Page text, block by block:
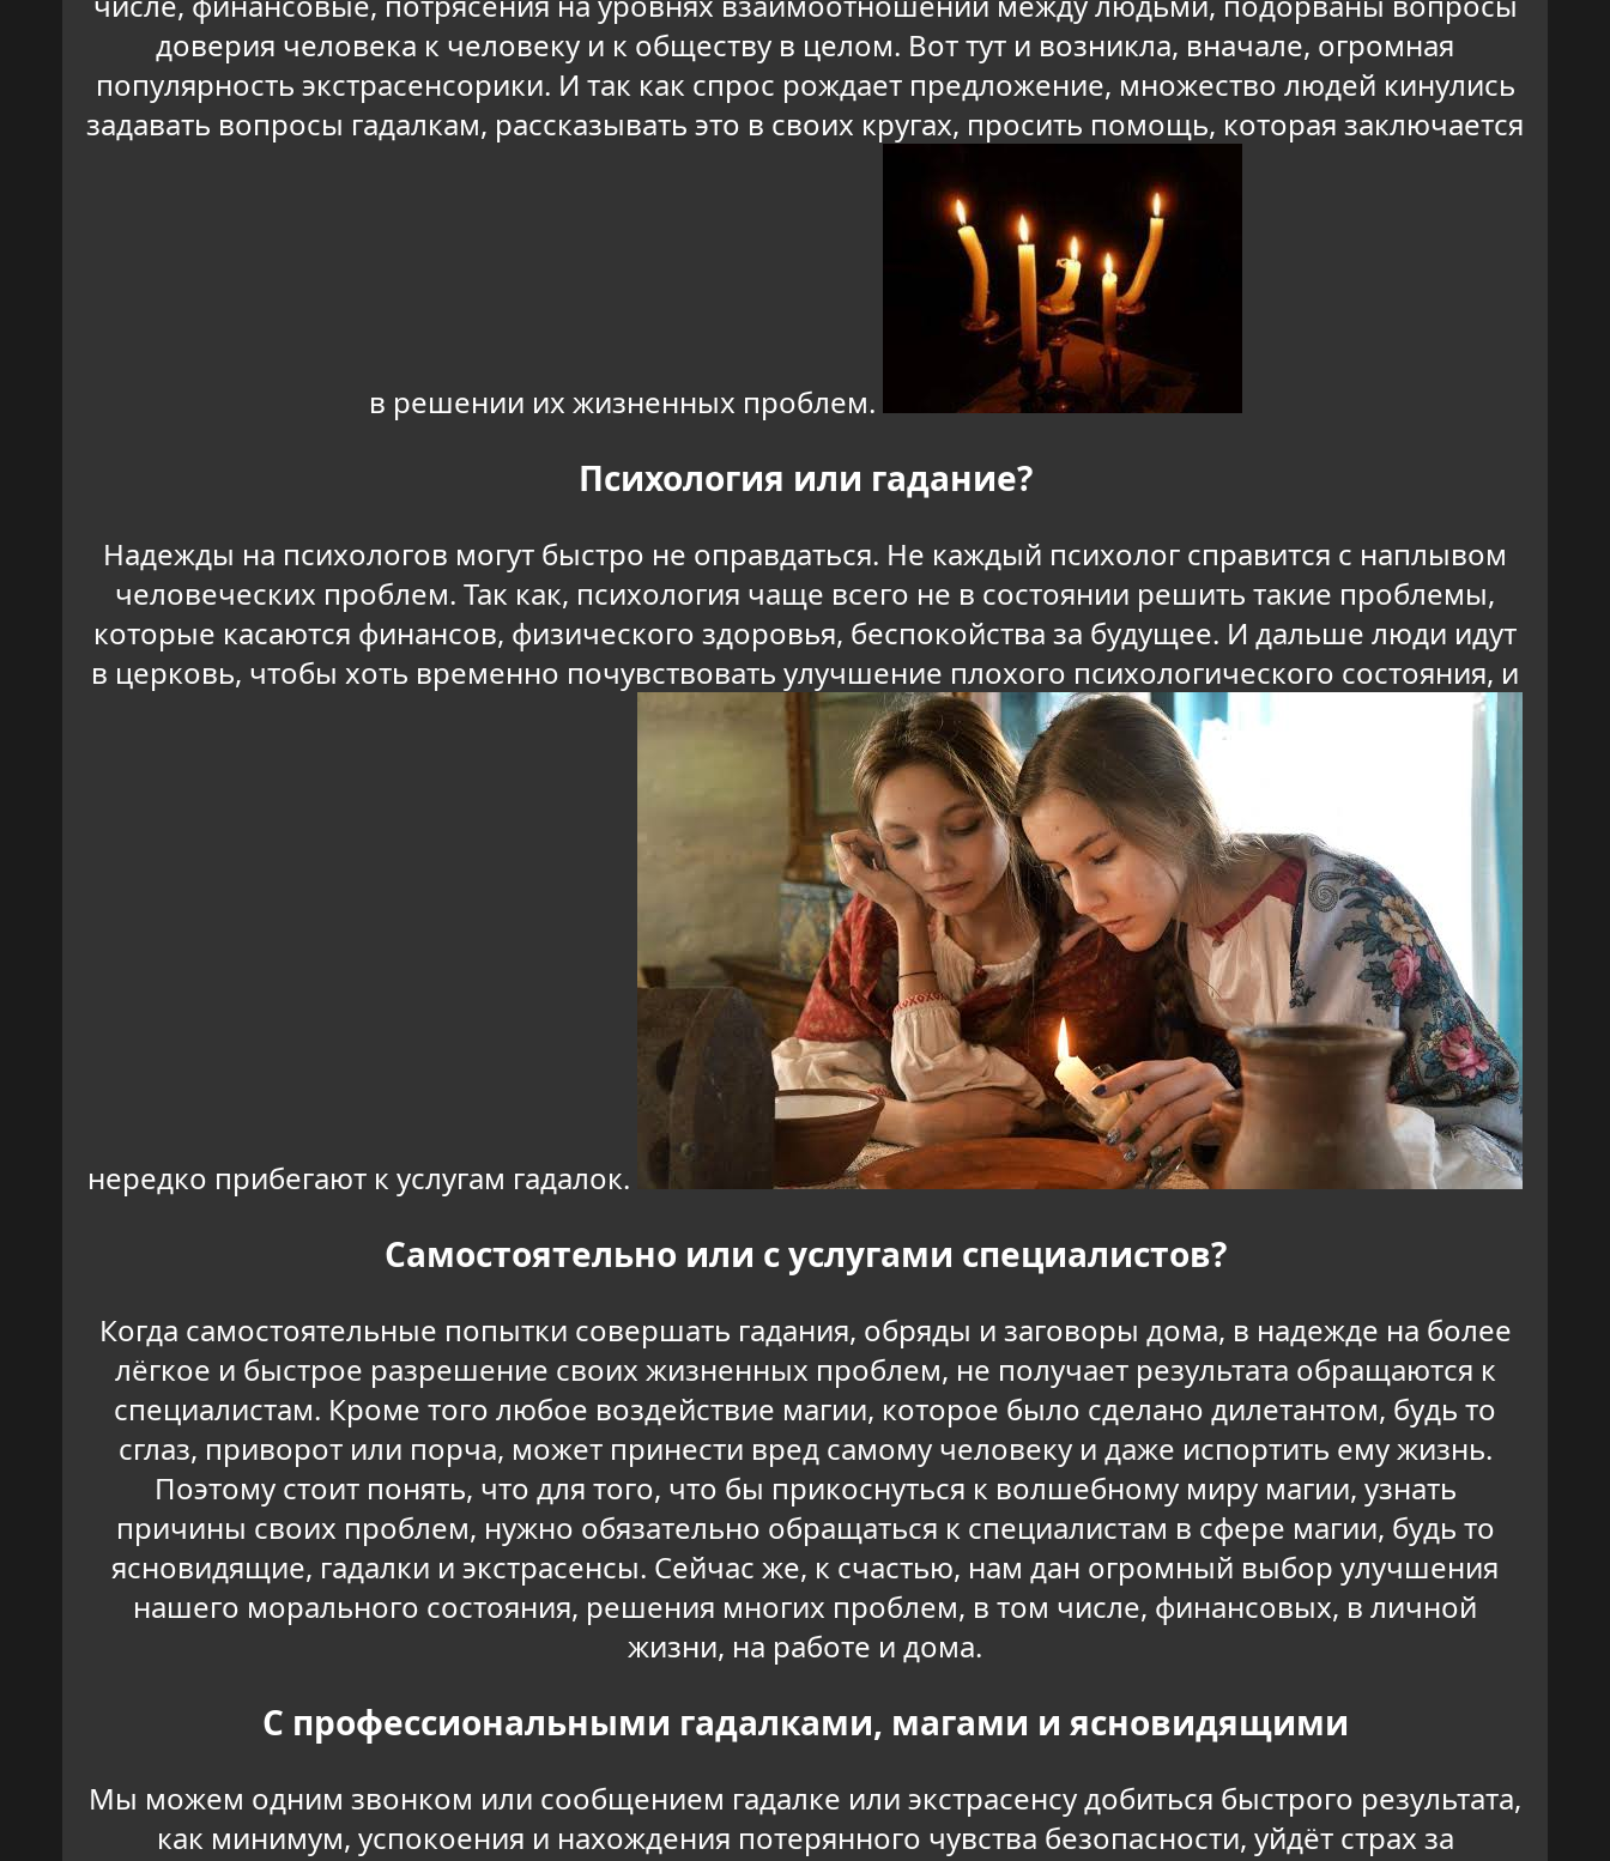
доверия человека к человеку и к обществу в целом. Вот тут и возникла, вначале, огромная
популярность экстрасенсорики. И так как спрос рождает предложение, множество людей кинулись
задавать вопросы гадалкам, рассказывать это в своих кругах, просить помощь, которая заключается
в решении их жизненных проблем.
Психология или гадание?
Надежды на психологов могут быстро не оправдаться. Не каждый психолог справится с наплывом
человеческих проблем. Так как, психология чаще всего не в состоянии решить такие проблемы,
которые касаются финансов, физического здоровья, беспокойства за будущее. И дальше люди идут
в церковь, чтобы хоть временно почувствовать улучшение плохого психологического состояния, и
нередко прибегают к услугам гадалок.
Самостоятельно или с услугами специалистов?
Когда самостоятельные попытки совершать гадания, обряды и заговоры дома, в надежде на более
лёгкое и быстрое разрешение своих жизненных проблем, не получает результата обращаются к
специалистам. Кроме того любое воздействие магии, которое было сделано дилетантом, будь то
сглаз, приворот или порча, может принести вред самому человеку и даже испортить ему жизнь.
Поэтому стоит понять, что для того, что бы прикоснуться к волшебному миру магии, узнать
причины своих проблем, нужно обязательно обращаться к специалистам в сфере магии, будь то
ясновидящие, гадалки и экстрасенсы. Сейчас же, к счастью, нам дан огромный выбор улучшения
нашего морального состояния, решения многих проблем, в том числе, финансовых, в личной
жизни, на работе и дома.
С профессиональными гадалками, магами и ясновидящими
Мы можем одним звонком или сообщением гадалке или экстрасенсу добиться быстрого результата,
как минимум, успокоения и нахождения потерянного чувства безопасности, уйдёт страх за